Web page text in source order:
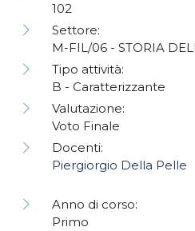
102
Settore:
M-FIL/06 - STORIA
Tipo attività:
B - Caratterizzante
Valutazione:
Voto Finale
Docenti:
Piergiorgio Della Pelle
Anno di corso:
Primo